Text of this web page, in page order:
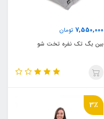
7,550,000 تومان
بین بگ تک نفره تخت شو
3٪